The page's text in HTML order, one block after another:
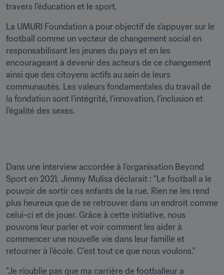
travers l’éducation et le sport.
La UMURI Foundation a pour objectif de s’appuyer sur le
football comme un vecteur de changement social en
responsabilisant les jeunes du pays et en les
encourageant à devenir des acteurs de ce changement
ainsi que des citoyens actifs au sein de leurs
communautés. Les valeurs fondamentales du travail de
la fondation sont l’intégrité, l’innovation, l’inclusion et
Dans une interview accordée à l’organisation Beyond
Sport en 2021, Jimmy Mulisa déclarait : "Le football a le
pouvoir de sortir ces enfants de la rue. Rien ne les rend
plus heureux que de se retrouver dans un endroit comme
celui-ci et de jouer. Grâce à cette initiative, nous
pouvons leur parler et voir comment les aider à
commencer une nouvelle vie dans leur famille et
retourner à l’école. C’est tout ce que nous voulons."
"Je n’oublie pas que ma carrière de footballeur a